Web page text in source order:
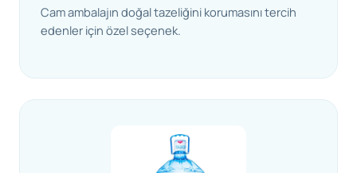
Cam ambalajın doğal tazeliğini korumasını tercih
edenler için özel seçenek.